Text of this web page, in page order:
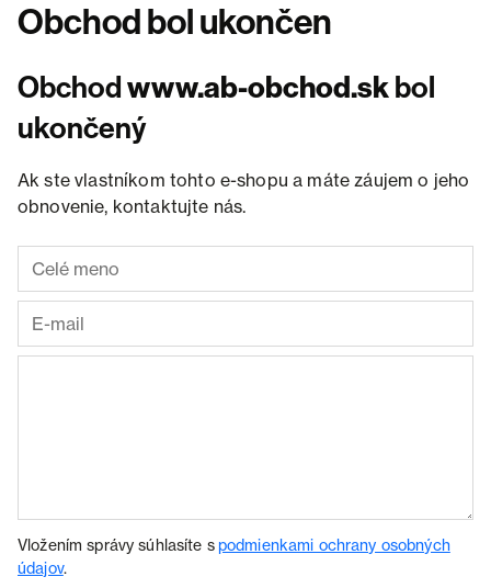
Obchod bol ukončen
Obchodwww.ab-obchod.skbol
ukončený
Ak ste vlastníkom tohto e-shopu a máte záujem o jeho
obnovenie, kontaktujte nás.
Vložením správy súhlasíte spodmienkami ochrany osobných
údajov.